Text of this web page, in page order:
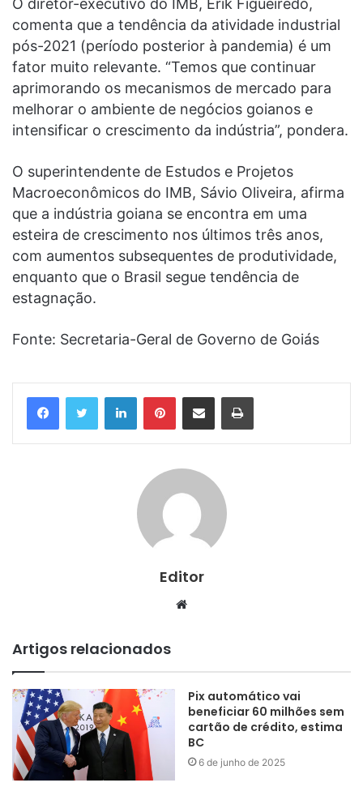
O diretor-executivo do IMB, Erik Figueiredo,
comenta que a tendência da atividade industrial
pós-2021 (período posterior à pandemia) é um
fator muito relevante. “Temos que continuar
aprimorando os mecanismos de mercado para
melhorar o ambiente de negócios goianos e
intensificar o crescimento da indústria”, pondera.
O superintendente de Estudos e Projetos
Macroeconômicos do IMB, Sávio Oliveira, afirma
que a indústria goiana se encontra em uma
esteira de crescimento nos últimos três anos,
com aumentos subsequentes de produtividade,
enquanto que o Brasil segue tendência de
estagnação.
Fonte: Secretaria-Geral de Governo de Goiás
LinkedinPinterestCompartilhar via e-mail Imprimir
Editor
Website
Artigos relacionados
Pix automático vai
beneficiar 60 milhões sem
cartão de crédito, estima
BC
6 de junho de 2025